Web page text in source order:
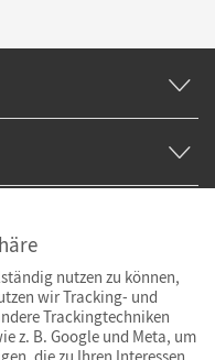
nutzen zu können,
wir Tracking- und
Trackingtechniken
z. B. Google und Meta, um